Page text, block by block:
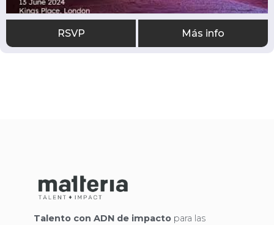
RSVP Más info
Talento con ADN de impacto para las